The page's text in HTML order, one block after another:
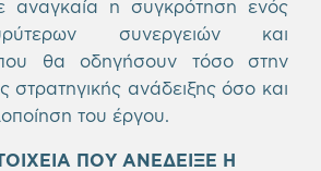
αναγκαία η συγκρότηση ενός
συνεργειών και
θα οδηγήσουν τόσο στην
στρατηγικής ανάδειξης όσο και
του έργου.
ΠΟΥ ΑΝΕΔΕΙΞΕ Η